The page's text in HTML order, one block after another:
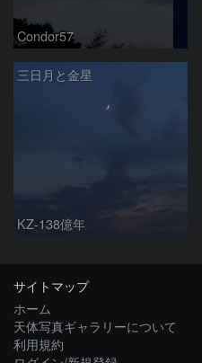
Condor57
三日月と金星
KZ-138億年
サイトマップ
ホーム
天体写真ギャラリーについて
利用規約